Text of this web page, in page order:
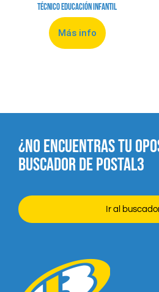
Técnico Educación Infantil
Más info
¿NO ENCUENTRAS TU
BUSCADOR DE POSTAL3
Ir al